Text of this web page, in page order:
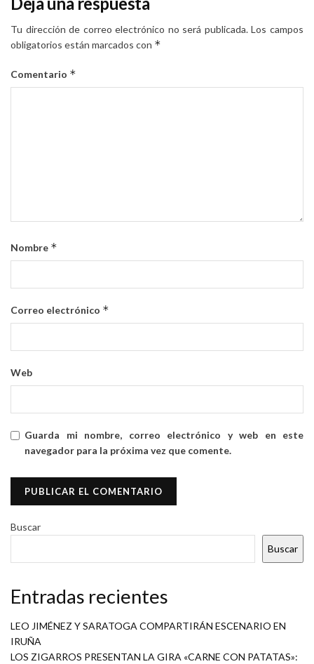
Tu dirección de correo electrónico no será publicada. Los campos
obligatorios están marcados con *
Comentario *
Nombre *
Correo electrónico *
Web
Guarda mi nombre, correo electrónico y web en este
navegador para la próxima vez que comente.
Buscar
Buscar
Entradas recientes
LEO JIMÉNEZ Y SARATOGA COMPARTIRÁN ESCENARIO EN
IRUÑA
LOS ZIGARROS PRESENTAN LA GIRA «CARNE CON PATATAS»: